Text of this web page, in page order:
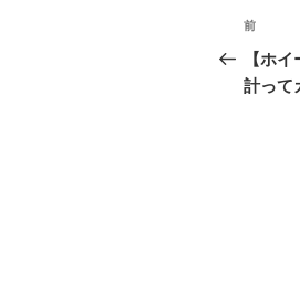
投
稿
ナ
前
の
投
前
【ホ
計って